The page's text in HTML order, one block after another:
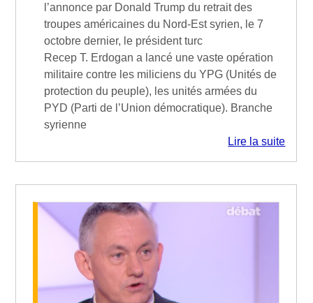
l’annonce par Donald Trump du retrait des
troupes américaines du Nord-Est syrien, le 7
octobre dernier, le président turc
Recep T. Erdogan a lancé une vaste opération
militaire contre les miliciens du YPG (Unités de
protection du peuple), les unités armées du
PYD (Parti de l’Union démocratique). Branche
syrienne
Lire la suite